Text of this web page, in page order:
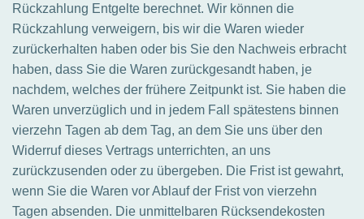
Rückzahlung Entgelte berechnet. Wir können die
Rückzahlung verweigern, bis wir die Waren wieder
zurückerhalten haben oder bis Sie den Nachweis erbracht
haben, dass Sie die Waren zurückgesandt haben, je
nachdem, welches der frühere Zeitpunkt ist. Sie haben die
Waren unverzüglich und in jedem Fall spätestens binnen
vierzehn Tagen ab dem Tag, an dem Sie uns über den
Widerruf dieses Vertrags unterrichten, an uns
zurückzusenden oder zu übergeben. Die Frist ist gewahrt,
wenn Sie die Waren vor Ablauf der Frist von vierzehn
Tagen absenden. Die unmittelbaren Rücksendekosten